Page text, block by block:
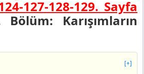
127-128-129. Sayfa
Bölüm: Karışımların
[+]